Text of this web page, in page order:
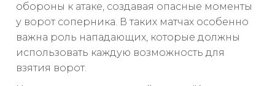
обороны к атаке, создавая опасные моменты
у ворот соперника. В таких матчах особенно
важна роль нападающих, которые должны
использовать каждую возможность для
взятия ворот.